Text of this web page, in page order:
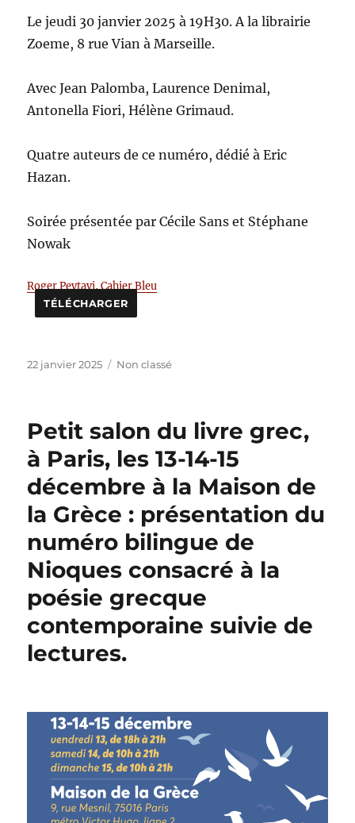
Le jeudi 30 janvier 2025 à 19H30. A la librairie
Zoeme, 8 rue Vian à Marseille.
Avec Jean Palomba, Laurence Denimal,
Antonella Fiori, Hélène Grimaud.
Quatre auteurs de ce numéro, dédié à Eric
Hazan.
Soirée présentée par Cécile Sans et Stéphane
Nowak
Roger Peytavi, Cahier Bleu
TÉLÉCHARGER
Publié
22 janvier 2025 Catégories
Non classé
Petit salon du livre grec,
à Paris, les 13-14-15
décembre à la Maison de
la Grèce : présentation du
numéro bilingue de
Nioques consacré à la
poésie grecque
contemporaine suivie de
lectures.